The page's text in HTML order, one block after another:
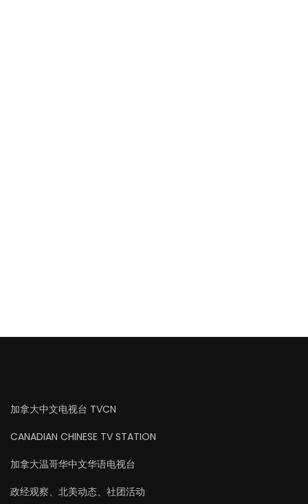
加拿大中文电视台 TVCN
CANADIAN CHINESE TV STATION
加拿大温哥华中文华语电视台
政经观察、北美动态、社团活动